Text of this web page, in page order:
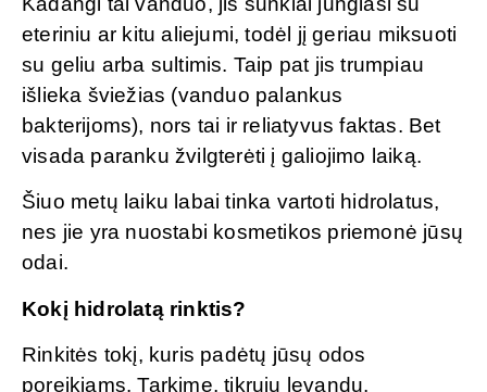
eteriniu ar kitu aliejumi, todėl jį geriau miksuoti
su geliu arba sultimis. Taip pat jis trumpiau
išlieka šviežias (vanduo palankus
bakterijoms), nors tai ir reliatyvus faktas. Bet
visada paranku žvilgterėti į galiojimo laiką.
Šiuo metų laiku labai tinka vartoti hidrolatus,
nes jie yra nuostabi kosmetikos priemonė jūsų
odai.
Kokį hidrolatą rinktis?
Rinkitės tokį, kuris padėtų jūsų odos
poreikiams. Tarkime, tikrųjų levandų,